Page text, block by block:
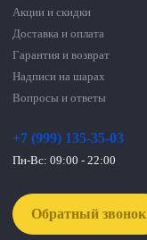
Акции и скидки
Доставка и оплата
Гарантия и возврат
Надписи на шарах
Вопросы и ответы
+7 (999) 135-35-03
Пн-Вс: 09:00 - 22:00
Обратный звонок